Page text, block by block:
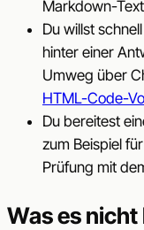
Markdown-
Du willst
hinter einer
Umweg über
HTML-Code-
Du bereitest
zum Beispiel
Prüfung mit
Was es nicht